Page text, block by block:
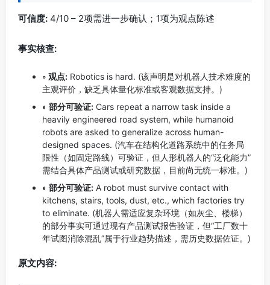
可信度: 4/10 – 2项需进一步确认；1项为观点陈述
事实核查:
◦ 观点: Robotics is hard. (该声明是对机器人技术难度的
主观评价，缺乏具体量化标准或客观数据支持。)
◐ 部分可验证: Cars repeat a narrow task inside a
heavily engineered road system, while humanoid
robots are asked to generalize across human-
designed spaces. (汽车在结构化道路系统中的任务局
限性（如固定路线）可验证，但人形机器人的“泛化能力”
需结合具体产品测试或研究数据，目前尚无统一标准。)
◐ 部分可验证: A robot must survive contact with
kitchens, stairs, tools, dust, etc., which factories try
to eliminate. (机器人需适应复杂环境（如灰尘、楼梯）
的部分事实可通过现有产品测试报告验证，但“工厂数十
年试图消除混乱”属于行业趋势描述，需历史数据佐证。)
原文内容: